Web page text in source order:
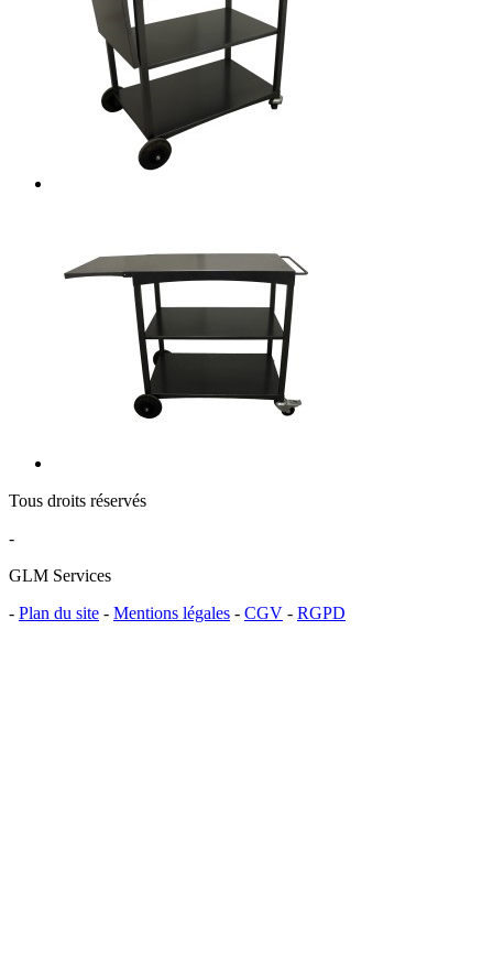
Tous droits réservés
-
GLM Services
- Plan du site - Mentions légales - CGV - RGPD